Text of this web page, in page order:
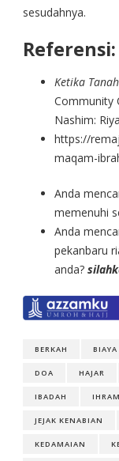
sesudahnya.
Referensi:
Ketika
Community
Nashim:
https://
maqam-
Anda
memenuhi
Anda
pekanbaru
anda?
BERKAH
DOA HAJAR
IBADAH IHRAM
JEJAK KENABIAN
KEDAMAIAN